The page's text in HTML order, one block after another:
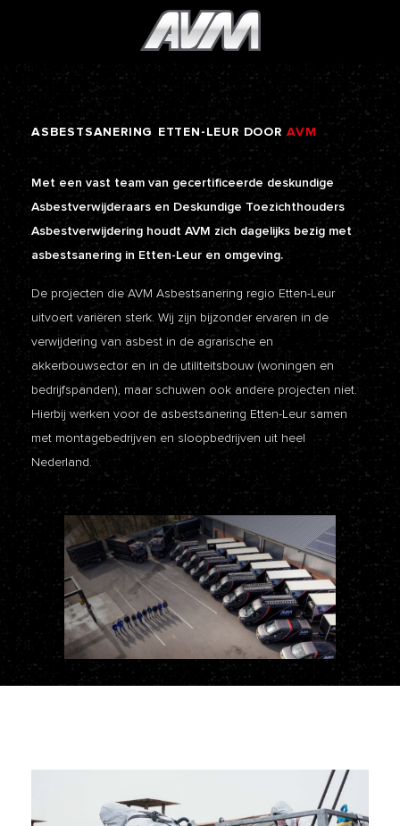
ASBESTSANERING ETTEN-LEUR DOOR AVM
Met een vast team van gecertificeerde deskundige
Asbestverwijderaars en Deskundige Toezichthouders
Asbestverwijdering houdt AVM zich dagelijks bezig met
asbestsanering in Etten-Leur en omgeving.
De projecten die AVM Asbestsanering regio Etten-Leur
uitvoert variëren sterk. Wij zijn bijzonder ervaren in de
verwijdering van asbest in de agrarische en
akkerbouwsector en in de utiliteitsbouw (woningen en
bedrijfspanden), maar schuwen ook andere projecten niet.
Hierbij werken voor de asbestsanering Etten-Leur samen
met montagebedrijven en sloopbedrijven uit heel
Nederland.